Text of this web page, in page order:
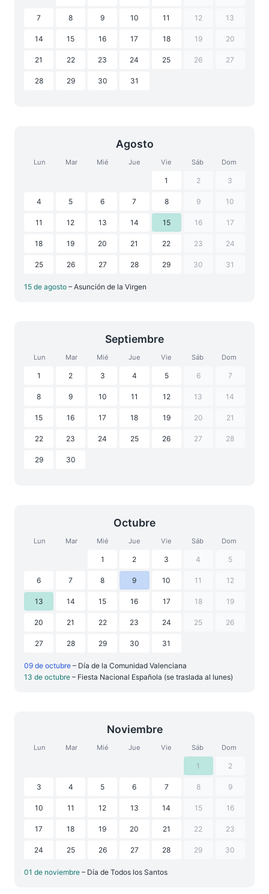
7 8 9 10 11 12 13
14 15 16 17 18 19 20
21 22 23 24 25 26 27
28 29 30 31
Agosto
Lun Mar Mié Jue Vie Sáb Dom
1 2 3
4 5 6 7 8 9 10
11 12 13 14 15 16 17
18 19 20 21 22 23 24
25 26 27 28 29 30 31
15 de agosto – Asunción de la Virgen
Septiembre
Lun Mar Mié Jue Vie Sáb Dom
1 2 3 4 5 6 7
8 9 10 11 12 13 14
15 16 17 18 19 20 21
22 23 24 25 26 27 28
29 30
Octubre
Lun Mar Mié Jue Vie Sáb Dom
1 2 3 4 5
6 7 8 9 10 11 12
13 14 15 16 17 18 19
20 21 22 23 24 25 26
27 28 29 30 31
09 de octubre – Día de la Comunidad Valenciana
13 de octubre – Fiesta Nacional Española (se traslada al lunes)
Noviembre
Lun Mar Mié Jue Vie Sáb Dom
1 2
3 4 5 6 7 8 9
10 11 12 13 14 15 16
17 18 19 20 21 22 23
24 25 26 27 28 29 30
01 de noviembre – Día de Todos los Santos